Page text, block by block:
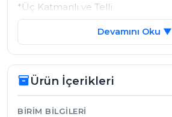
*Üç Katmanlı ve Telli
*Cilt Dostu Rahat Kullanım
Devamını Oku ▼
inventory_2Ürün İçerikleri
Ürün İçerikleri
BIRIM BILGILERI